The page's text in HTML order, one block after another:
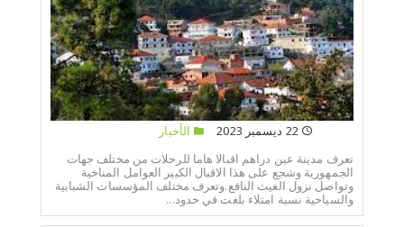
22 ديسمبر 2023
الأخبار
تعرف مدينة عين دراهم اقبالا هاما للرحلات من مختلف جهات
الجمهورية وشجع على هذا الاقبال الكبير العوامل المناخية
وتواصل نزول الغيث النافع.وتعرف مختلف المؤسسات الشبابية
والسياحية نسبة امتلاء بلغت في حدود...